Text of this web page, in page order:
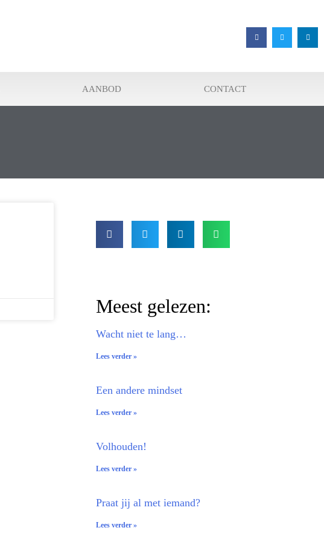
AANBOD CONTACT
Meest gelezen:
Wacht niet te lang…
Lees verder »
Een andere mindset
Lees verder »
Volhouden!
Lees verder »
Praat jij al met iemand?
Lees verder »